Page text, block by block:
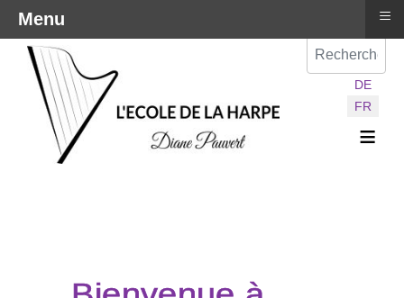
Sélectionnez
DE
FR
≡
Menu ≡